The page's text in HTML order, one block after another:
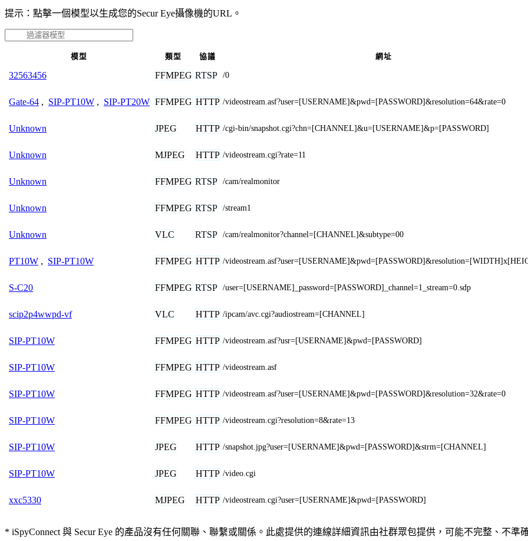
提示：點擊一個模型以生成您的Secur Eye攝像機的URL。
模型 類型 協議 網址
32563456 FFMPEG RTSP /0
Gate-64 , SIP-PT10W , SIP-PT20W FFMPEG HTTP /videostream.asf?user=[USERNAME]&pwd=[PASSWORD]&resolution=64&rate=0
Unknown JPEG HTTP /cgi-bin/snapshot.cgi?chn=[CHANNEL]&u=[USERNAME]&p=[PASSWORD]
Unknown MJPEG HTTP /videostream.cgi?rate=11
Unknown FFMPEG RTSP /cam/realmonitor
Unknown FFMPEG RTSP /stream1
Unknown VLC RTSP /cam/realmonitor?channel=[CHANNEL]&subtype=00
PT10W , SIP-PT10W FFMPEG HTTP /
S-C20 FFMPEG RTSP /user=[USERNAME]_password=[PASSWORD]_channel=1_stream=0.sdp
scip2p4wwpd-vf VLC HTTP /ipcam/avc.cgi?audiostream=[CHANNEL]
SIP-PT10W FFMPEG HTTP /videostream.asf?usr=[USERNAME]&pwd=[PASSWORD]
SIP-PT10W FFMPEG HTTP /videostream.asf
SIP-PT10W FFMPEG HTTP /videostream.asf?user=[USERNAME]&pwd=[PASSWORD]&resolution=32&rate=0
SIP-PT10W FFMPEG HTTP /videostream.cgi?resolution=8&rate=13
SIP-PT10W JPEG HTTP /snapshot.jpg?user=[USERNAME]&pwd=[PASSWORD]&strm=[CHANNEL]
SIP-PT10W JPEG HTTP /video.cgi
xxc5330 MJPEG HTTP /videostream.cgi?user=[USERNAME]&pwd=[PASSWORD]
* iSpyConnect 與 Secur Eye 的產品沒有任何關聯、聯繫或關係。此處提供的連線詳細資訊由社群眾包提供，可能不完整、不